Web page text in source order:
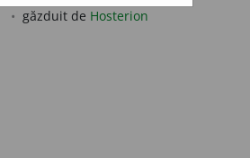
găzduit de Hosterion